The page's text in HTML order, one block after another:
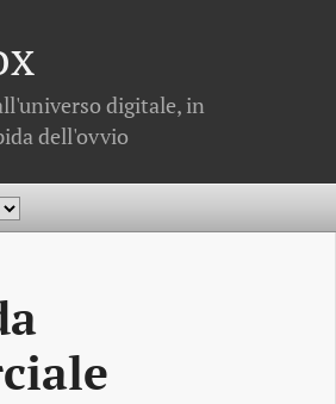
digitale, in
dell'ovvio